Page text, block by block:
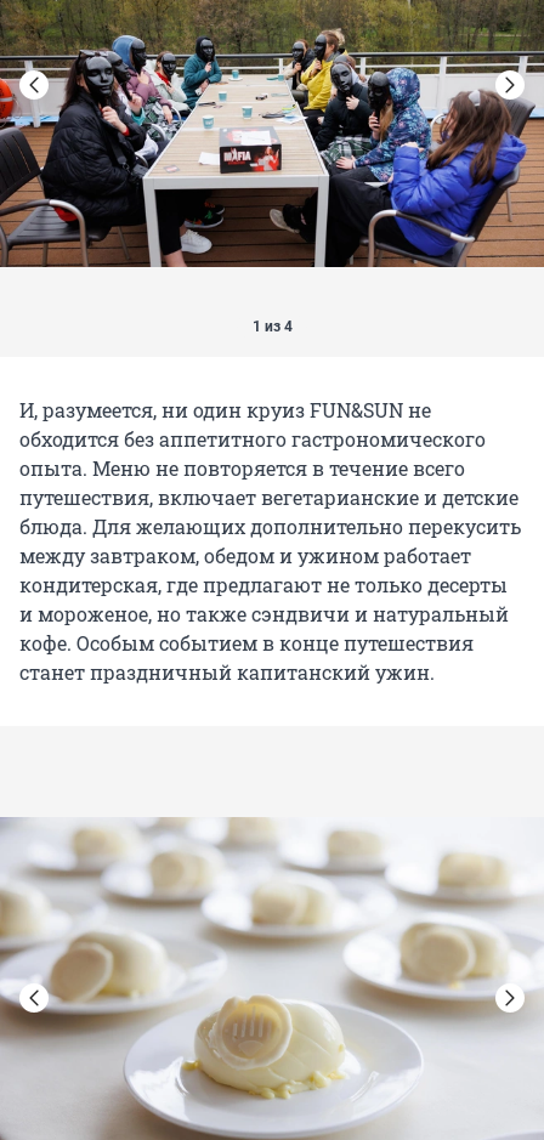
1 из 4
И, разумеется, ни один круиз FUN&SUN не
обходится без аппетитного гастрономического
опыта. Меню не повторяется в течение всего
путешествия, включает вегетарианские и детские
блюда. Для желающих дополнительно перекусить
между завтраком, обедом и ужином работает
кондитерская, где предлагают не только десерты
и мороженое, но также сэндвичи и натуральный
кофе. Особым событием в конце путешествия
станет праздничный капитанский ужин.